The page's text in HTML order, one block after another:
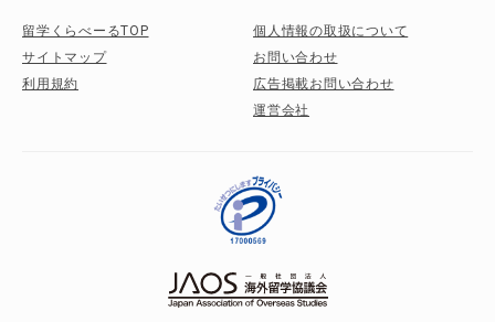
留学くらべーるTOP
サイトマップ
利用規約
個人情報の取扱について
お問い合わせ
広告掲載お問い合わせ
運営会社